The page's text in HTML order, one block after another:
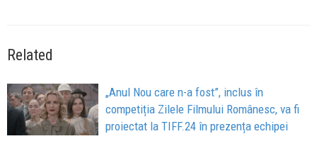
Related
„Anul Nou care n-a fost”, inclus în
competiția Zilele Filmului Românesc, va fi
proiectat la TIFF.24 în prezența echipei